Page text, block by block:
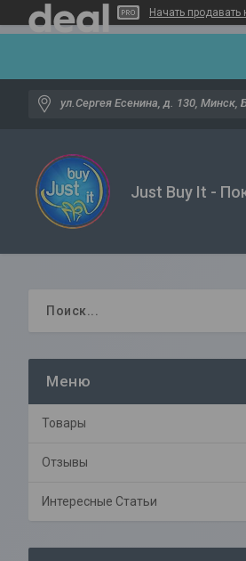
Начать продавать
ул.Сергея Есенина, д. 130, Минск,
Just Buy It -
Товары
Отзывы
Интересные Статьи